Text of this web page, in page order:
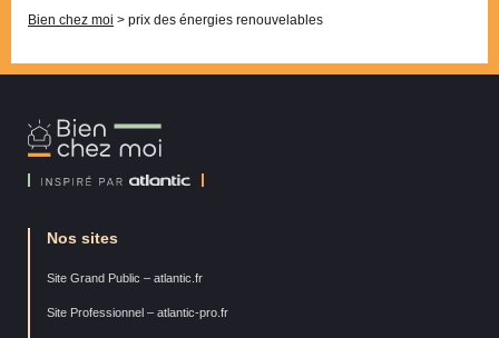
Bien chez moi > prix des énergies renouvelables
Bien
Chez
Nos sites
Site Grand Public – atlantic.fr
Site Professionnel – atlantic-pro.fr